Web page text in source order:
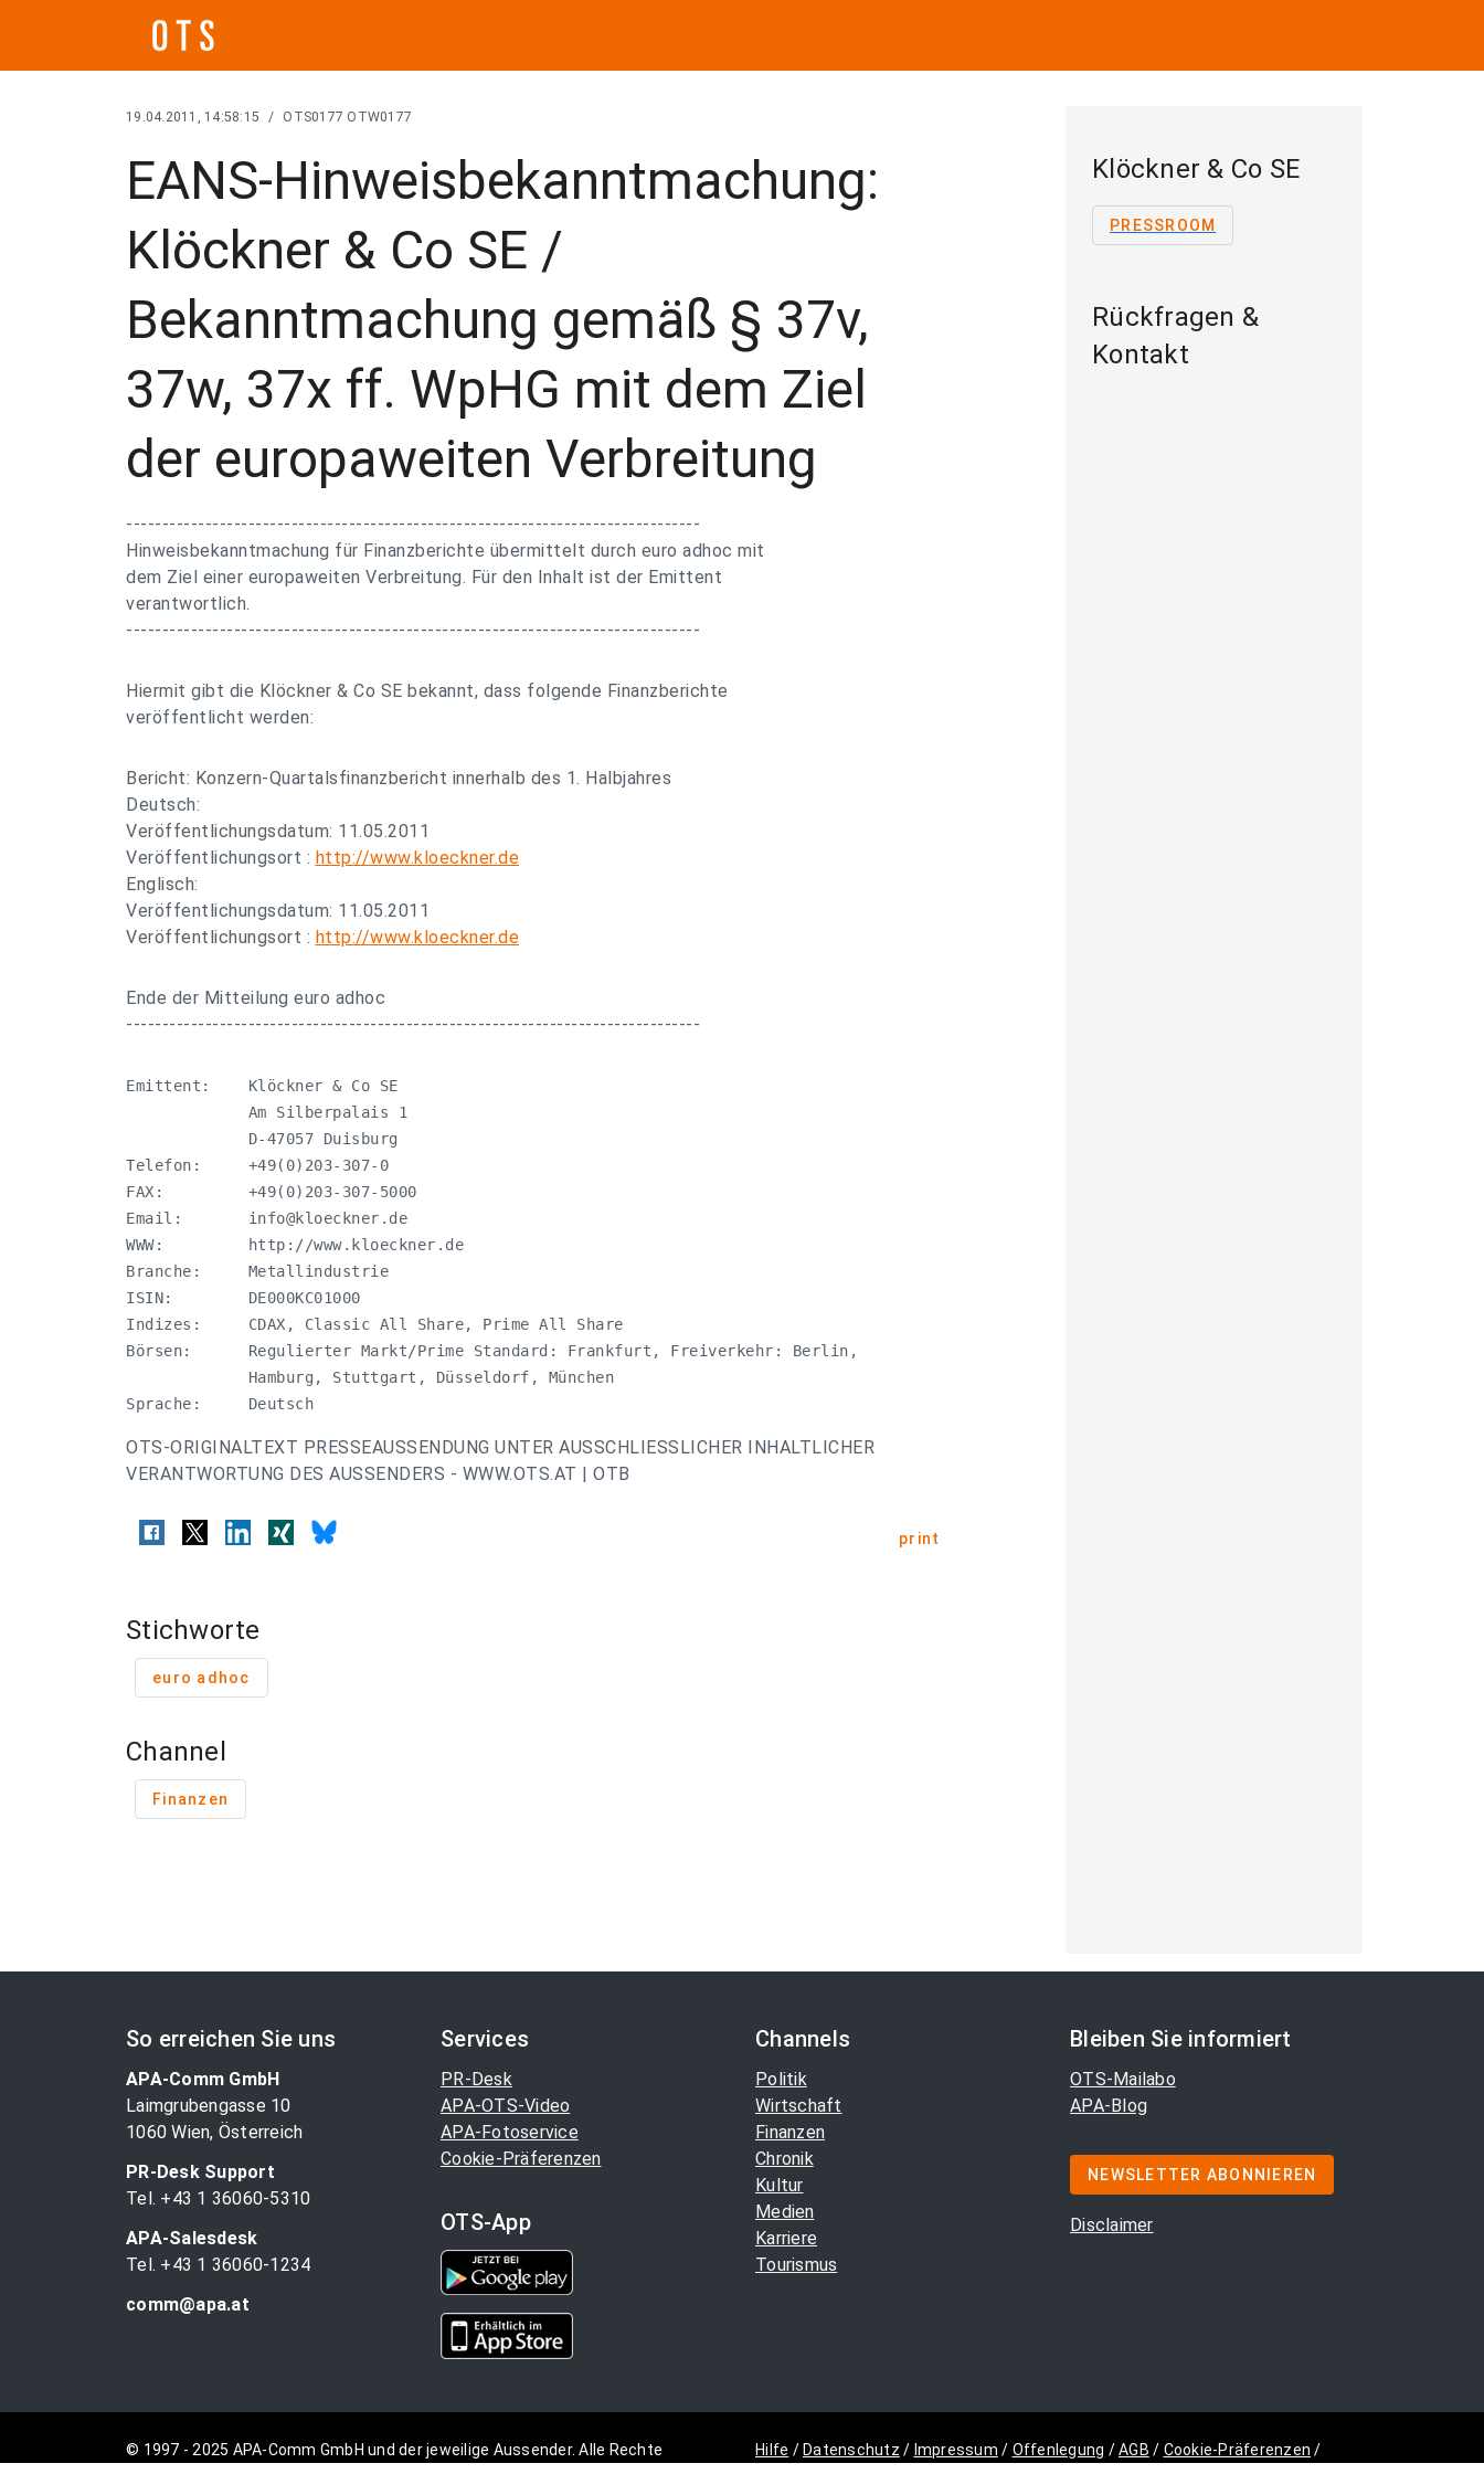
19.04.2011, 14:58:15 / OTS0177 OTW0177
EANS-Hinweisbekanntmachung:
Klöckner & Co SE /
Bekanntmachung gemäß § 37v,
37w, 37x ff. WpHG mit dem Ziel
der europaweiten Verbreitung
--------------------------------------------------------------------------------
Hinweisbekanntmachung für Finanzberichte übermittelt durch euro adhoc mit
dem Ziel einer europaweiten Verbreitung. Für den Inhalt ist der Emittent
verantwortlich.
--------------------------------------------------------------------------------
Hiermit gibt die Klöckner & Co SE bekannt, dass folgende Finanzberichte
veröffentlicht werden:
Bericht: Konzern-Quartalsfinanzbericht innerhalb des 1. Halbjahres
Deutsch:
Veröffentlichungsdatum: 11.05.2011
Veröffentlichungsort : http://www.kloeckner.de
Englisch:
Veröffentlichungsdatum: 11.05.2011
Veröffentlichungsort : http://www.kloeckner.de
Ende der Mitteilung euro adhoc
--------------------------------------------------------------------------------
Emittent:    Klöckner & Co SE
             Am Silberpalais 1
             D-47057 Duisburg
Telefon:     +49(0)203-307-0
FAX:         +49(0)203-307-5000
Email: info@kloeckner.de
WWW:         http://www.kloeckner.de
Branche:     Metallindustrie
ISIN:        DE000KC01000
Indizes:     CDAX, Classic All Share, Prime All Share
Börsen:      Regulierter Markt/Prime Standard: Frankfurt, Freiverkehr: Berlin,
             Hamburg, Stuttgart, Düsseldorf, München
Sprache:     Deutsch
OTS-ORIGINALTEXT PRESSEAUSSENDUNG UNTER AUSSCHLIESSLICHER INHALTLICHER
VERANTWORTUNG DES AUSSENDERS - WWW.OTS.AT | OTB
print
Stichworte
euro adhoc
Channel
Finanzen
Klöckner & Co SE
PRESSROOM
Rückfragen &
Kontakt
So erreichen Sie uns
APA-Comm GmbH
Laimgrubengasse 10
1060 Wien, Österreich
PR-Desk Support
Tel. +43 1 36060-5310
APA-Salesdesk
Tel. +43 1 36060-1234
comm@apa.at
Services
PR-Desk
APA-OTS-Video
APA-Fotoservice
Cookie-Präferenzen
OTS-App
Channels
Politik
Wirtschaft
Finanzen
Chronik
Kultur
Medien
Karriere
Tourismus
Bleiben Sie informiert
OTS-Mailabo
APA-Blog
NEWSLETTER ABONNIEREN
Disclaimer
© 1997 - 2025 APA-Comm GmbH und der jeweilige Aussender. Alle Rechte
Hilfe / Datenschutz / Impressum / Offenlegung /AGB / Cookie-Präferenzen /